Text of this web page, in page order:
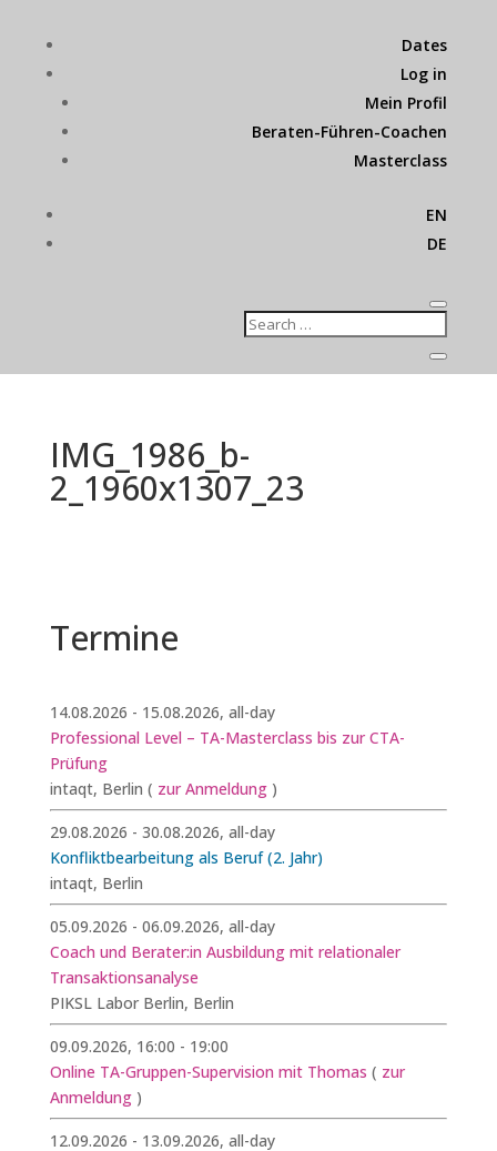
Dates
Log in
Mein Profil
Beraten-Führen-Coachen
Masterclass
EN
DE
IMG_1986_b-
2_1960x1307_23
Termine
14.08.2026 - 15.08.2026, all-day
Professional Level – TA-Masterclass bis zur CTA-
Prüfung
intaqt, Berlin ( zur Anmeldung)
29.08.2026 - 30.08.2026, all-day
Konfliktbearbeitung als Beruf (2. Jahr)
intaqt, Berlin
05.09.2026 - 06.09.2026, all-day
Coach und Berater:in Ausbildung mit relationaler
Transaktionsanalyse
PIKSL Labor Berlin, Berlin
09.09.2026, 16:00 - 19:00
Online TA-Gruppen-Supervision mit Thomas ( zur
Anmeldung)
12.09.2026 - 13.09.2026, all-day